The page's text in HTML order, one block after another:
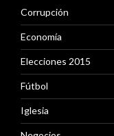
v
o
s
Corrupción
Economía
Elecciones 2015
Fútbol
Iglesia